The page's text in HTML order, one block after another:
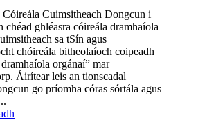
Cóireála Cuimsitheach Dongcun i
chéad ghléasra cóireála dramhaíola
sa tSín agus
chóireála bitheolaíoch coipeadh
orgánaí” mar
Áirítear leis an tionscadal
go príomha córas sórtála agus